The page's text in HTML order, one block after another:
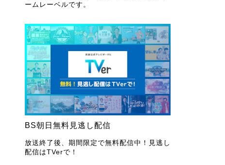
ームレーベルです。
BS朝日無料見逃し配信
放送終了後、期間限定で無料配信中！見逃し
配信はTVerで！